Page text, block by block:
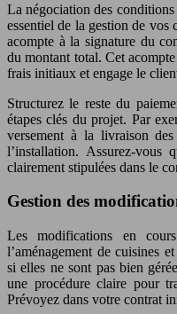
La négociation des
essentiel de la gestion de vos
acompte à la signature du
du montant total. Cet
frais initiaux et engage le
Structurez le reste du
étapes clés du projet. Par
versement à la livraison
l’installation. Assurez-vous
clairement stipulées dans le
Gestion des
Les modifications en
l’aménagement de cuisines
si elles ne sont pas bien
une procédure claire pour
Prévoyez dans votre contrat